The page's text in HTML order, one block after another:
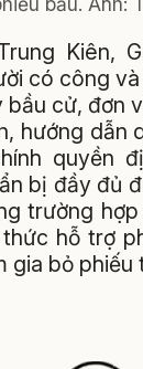
Kiên,
có công
bầu cử, đơn
hướng dẫn
quyền
bị đầy đủ
trường
hỗ trợ
gia bỏ